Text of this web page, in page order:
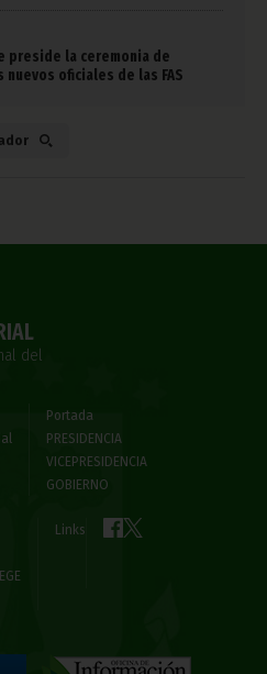
preside la ceremonia de
oficiales de las FAS
del
Portada
PRESIDENCIA
VICEPRESIDENCIA
GOBIERNO
Links